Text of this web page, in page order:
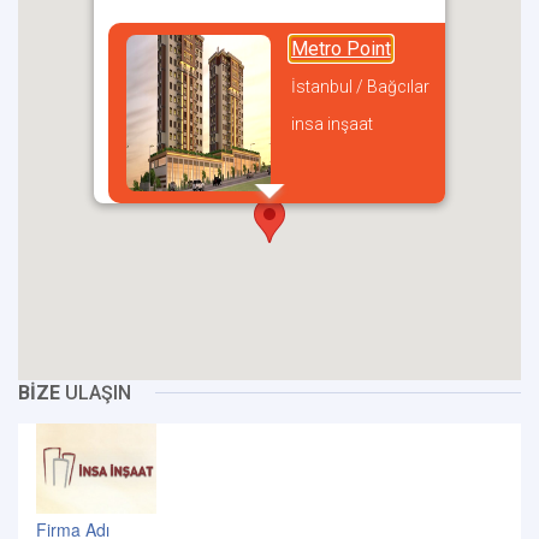
Metro Point
İstanbul / Bağcılar
insa inşaat
BİZE ULAŞIN
Firma Adı